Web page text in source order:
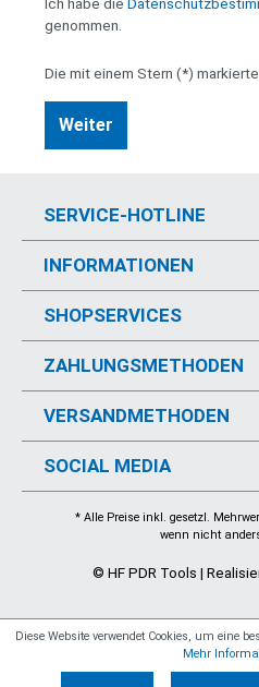
Ich habe die
genommen.
Die mit einem Stern (*)
Weiter
SERVICE-HOTLINE
INFORMATIONEN
SHOPSERVICES
ZAHLUNGSMETHODEN
VERSANDMETHODEN
SOCIAL MEDIA
* Alle Preise inkl. gesetzl.
wenn nicht
© HF PDR Tools |
Diese Website verwendet Cookies, um eine
Mehr